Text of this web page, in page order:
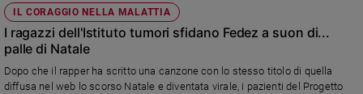
IL CORAGGIO NELLA MALATTIA
I ragazzi dell'Istituto tumori sfidano Fedez a suon di...
palle di Natale
Dopo che il rapper ha scritto una canzone con lo stesso titolo di quella
diffusa nel web lo scorso Natale e diventata virale, i pazienti del Progetto